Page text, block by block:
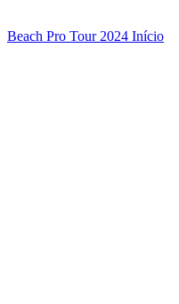
Beach Pro Tour 2024 Início